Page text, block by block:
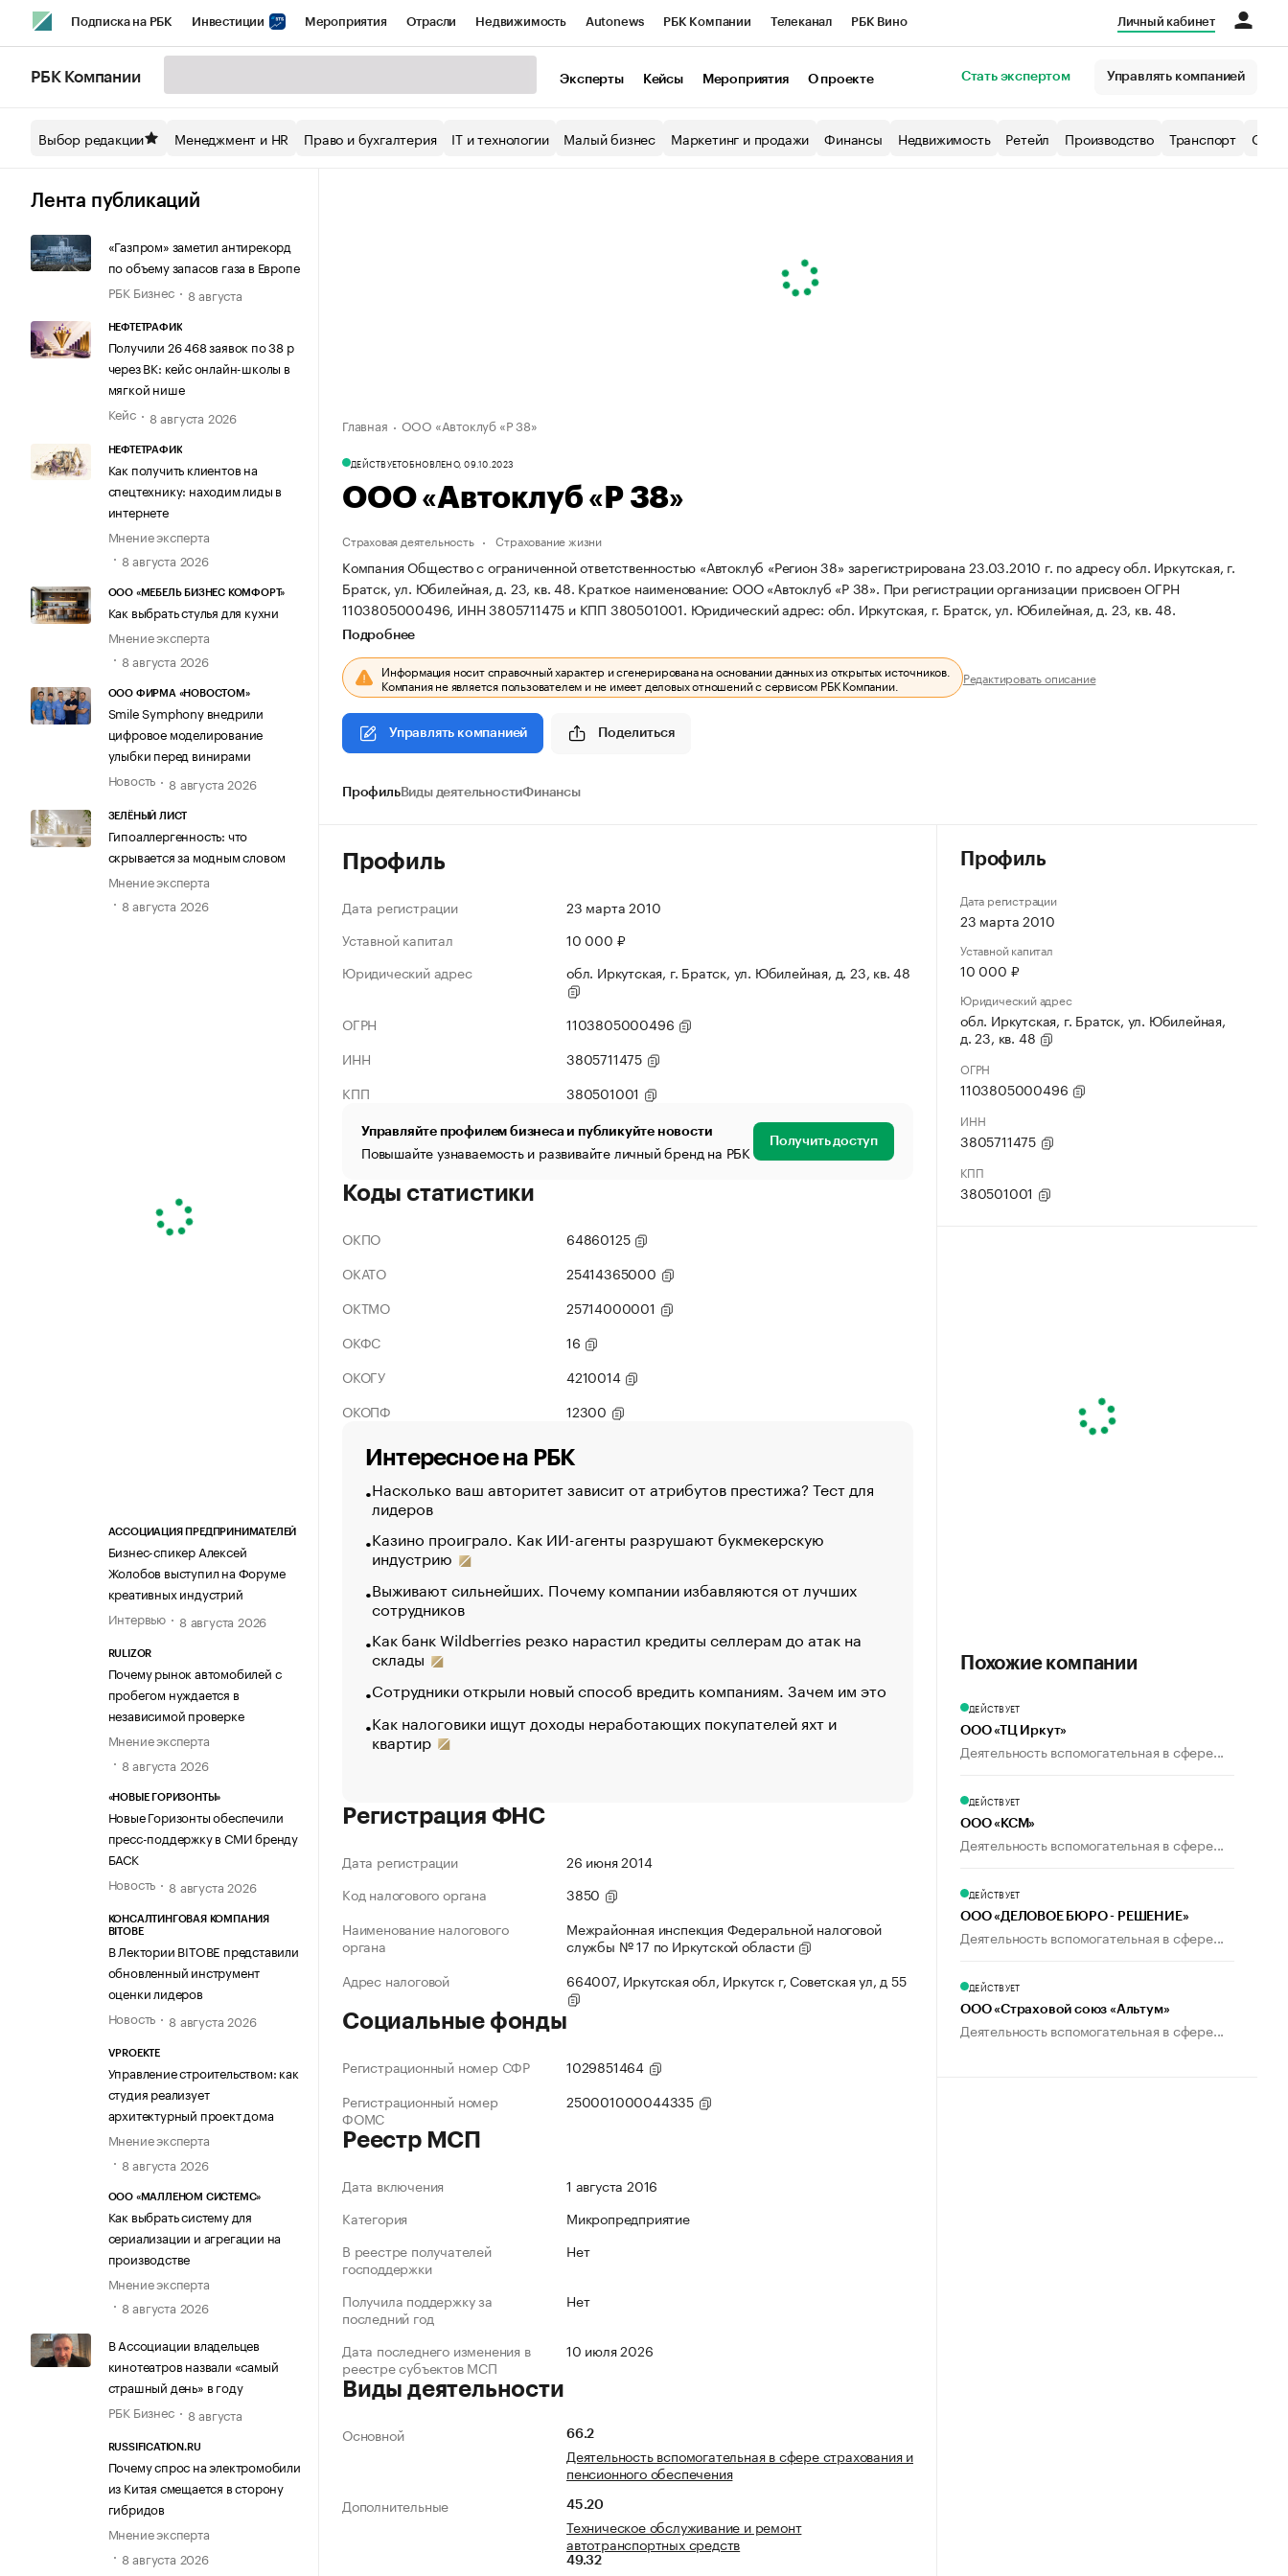
Подписка на РБК Инвестиции Мероприятия Отрасли Недвижимость Autonews РБК Компании Телеканал РБК Вино
Спецпроекты СПб Конференции СПб Спецпроекты Экономика Бизнес
Технологии и медиа
Личный кабинет
РБК Компании Эксперты Кейсы Мероприятия О проекте Стать экспертом Управлять компанией
Выбор редакции Менеджмент и HR Право и бухгалтерия IT и технологии Малый бизнес Маркетинг и продажи Финансы Недвижимость Ретейл Производство Транспорт
Лента публикаций
«Газпром» заметил антирекорд
по объему запасов газа в Европе
РБК Бизнес
8 августа
НЕФТЕТРАФИК
Получили 26 468 заявок по 38 р
через ВК: кейс онлайн-школы в
мягкой нише
Кейс
8 августа 2026
НЕФТЕТРАФИК
Как получить клиентов на
спецтехнику: находим лиды в
интернете
Мнение эксперта
8 августа 2026
ООО «МЕБЕЛЬ БИЗНЕС КОМФОРТ»
Как выбрать стулья для кухни
Мнение эксперта
8 августа 2026
ООО ФИРМА «НОВОСТОМ»
Smile Symphony внедрили
цифровое моделирование
улыбки перед винирами
Новость
8 августа 2026
ЗЕЛЁНЫЙ ЛИСТ
Гипоаллергенность: что
скрывается за модным словом
Мнение эксперта
8 августа 2026
АССОЦИАЦИЯ ПРЕДПРИНИМАТЕЛЕЙ
Бизнес-спикер Алексей
Жолобов выступил на Форуме
креативных индустрий
Интервью
8 августа 2026
RULIZOR
Почему рынок автомобилей с
пробегом нуждается в
независимой проверке
Мнение эксперта
8 августа 2026
«НОВЫЕ ГОРИЗОНТЫ»
Новые Горизонты обеспечили
пресс-поддержку в СМИ бренду
БАСК
Новость
8 августа 2026
КОНСАЛТИНГОВАЯ КОМПАНИЯ
BITOBE
В Лектории BITOBE представили
обновленный инструмент
оценки лидеров
Новость
8 августа 2026
VPROEKTE
Управление строительством: как
студия реализует
архитектурный проект дома
Мнение эксперта
8 августа 2026
ООО «МАЛЛЕНОМ СИСТЕМС»
Как выбрать систему для
сериализации и агрегации на
производстве
Мнение эксперта
8 августа 2026
В Ассоциации владельцев
кинотеатров назвали «самый
страшный день» в году
РБК Бизнес
8 августа
RUSSIFICATION.RU
Почему спрос на электромобили
из Китая смещается в сторону
гибридов
Мнение эксперта
8 августа 2026
Главная ООО «Автоклуб «Р 38»
ДЕЙСТВУЕТОБНОВЛЕНО, 09.10.2023
ООО «Автоклуб «Р 38»
Страховая деятельность Страхование жизни
Компания Общество с ограниченной ответственностью «Автоклуб «Регион 38» зарегистрирована 23.03.2010 г. по адресу обл. Иркутская, г.
Братск, ул. Юбилейная, д. 23, кв. 48. Краткое наименование: ООО «Автоклуб «Р 38». При регистрации организации присвоен ОГРН
1103805000496, ИНН 3805711475 и КПП 380501001. Юридический адрес: обл. Иркутская, г. Братск, ул. Юбилейная, д. 23, кв. 48.
Подробнее
Информация носит справочный характер и сгенерирована на основании данных из открытых источников.
Компания не является пользователем и не имеет деловых отношений с сервисом РБК Компании. Редактировать описание
Управлять компанией Поделиться
ПрофильВиды деятельностиФинансы
Профиль
Дата регистрации
23 марта 2010
Уставной капитал
10 000 ₽
Юридический адрес
обл. Иркутская, г. Братск, ул. Юбилейная, д. 23, кв. 48
ОГРН
1103805000496
ИНН
3805711475
КПП
380501001
Управляйте профилем бизнеса и публикуйте новости
Повышайте узнаваемость и развивайте личный бренд на РБК Получить доступ
Коды статистики
ОКПО
64860125
ОКАТО
25414365000
ОКТМО
25714000001
ОКФС
16
ОКОГУ
4210014
ОКОПФ
12300
Интересное на РБК
Насколько ваш авторитет зависит от атрибутов престижа? Тест для
лидеров
Казино проиграло. Как ИИ-агенты разрушают букмекерскую
индустрию
Выживают сильнейших. Почему компании избавляются от лучших
сотрудников
Как банк Wildberries резко нарастил кредиты селлерам до атак на
склады
Сотрудники открыли новый способ вредить компаниям. Зачем им это
Как налоговики ищут доходы неработающих покупателей яхт и
квартир
Что обвинения против Павла Дурова значат для
пользователей
Регистрация ФНС
Дата регистрации
26 июня 2014
Код налогового органа
3850
Наименование налогового
органа
Межрайонная инспекция Федеральной налоговой
службы № 17 по Иркутской области
Адрес налоговой
664007, Иркутская обл, Иркутск г, Советская ул, д 55
Социальные фонды
Регистрационный номер СФР
1029851464
Регистрационный номер
ФОМС
250001000044335
Реестр МСП
Дата включения
1 августа 2016
Категория
Микропредприятие
В реестре получателей
господдержки
Нет
Получила поддержку за
последний год
Нет
Дата последнего изменения в
реестре субъектов МСП
10 июля 2026
Виды деятельности
Основной 66.2
Деятельность вспомогательная в сфере страхования и
пенсионного обеспечения
Дополнительные
45.20
Техническое обслуживание и ремонт
автотранспортных средств
49.32
Профиль
Дата регистрации
23 марта 2010
Уставной капитал
10 000 ₽
Юридический адрес
обл. Иркутская, г. Братск, ул. Юбилейная,
д. 23, кв. 48
ОГРН
1103805000496
ИНН
3805711475
КПП
380501001
Похожие компании
ДЕЙСТВУЕТ
ООО «ТЦ Иркут»
Деятельность вспомогательная в сфере...
ДЕЙСТВУЕТ
ООО «КСМ»
Деятельность вспомогательная в сфере...
ДЕЙСТВУЕТ
ООО «ДЕЛОВОЕ БЮРО - РЕШЕНИЕ»
Деятельность вспомогательная в сфере...
ДЕЙСТВУЕТ
ООО «Страховой союз «Альтум»
Деятельность вспомогательная в сфере...